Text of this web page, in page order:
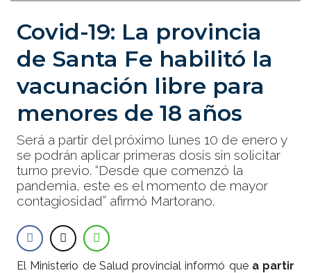
Covid-19: La provincia
de Santa Fe habilitó la
vacunación libre para
menores de 18 años
Será a partir del próximo lunes 10 de enero y
se podrán aplicar primeras dosis sin solicitar
turno previo. “Desde que comenzó la
pandemia, este es el momento de mayor
contagiosidad” afirmó Martorano.
El Ministerio de Salud provincial informó que a partir